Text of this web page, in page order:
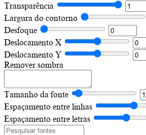
Transparência
Largura do contorno
Desfoque
Deslocamento X
Deslocamento Y
Remover sombra
Tamanho da fonte
Espaçamento entre linhas
Espaçamento entre letras